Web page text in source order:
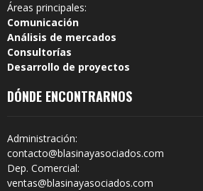
Áreas principales:
Comunicación
Análisis de mercados
Consultorías
Desarrollo de proyectos
DÓNDE ENCONTRARNOS
Administración:
contacto@blasinayasociados.com
Dep. Comercial:
ventas@blasinayasociados.com